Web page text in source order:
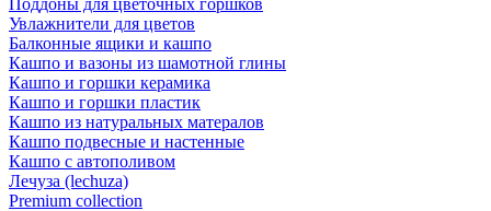
Поддоны для цветочных горшков
Увлажнители для цветов
Балконные ящики и кашпо
Кашпо и вазоны из шамотной глины
Кашпо и горшки керамика
Кашпо и горшки пластик
Кашпо из натуральных матералов
Кашпо подвесные и настенные
Кашпо с автополивом
Лечуза (lechuza)
Premium collection